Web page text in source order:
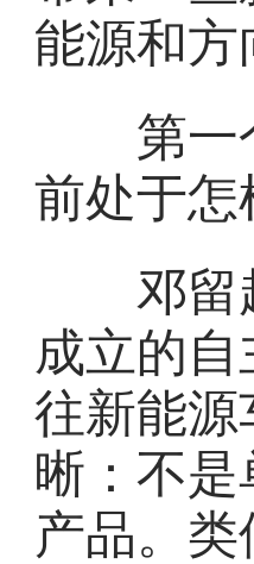
能源和
第一个
前处于
邓留超
成立的
往新能
晰：不
产品。